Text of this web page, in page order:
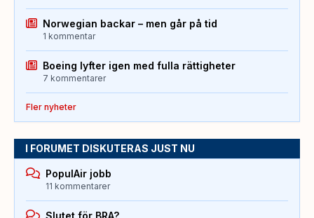
Norwegian backar – men går på tid
1 kommentar
Boeing lyfter igen med fulla rättigheter
7 kommentarer
Fler nyheter
I FORUMET DISKUTERAS JUST NU
PopulAir jobb
11 kommentarer
Slutet för BRA?